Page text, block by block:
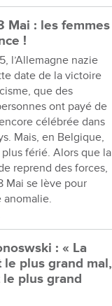
Mai : les femmes
!
l’Allemagne nazie
date de la victoire
que des
ont payé de
célébrée dans
Mais, en Belgique,
plus férié. Alors que la
reprend des forces,
Mai se lève pour
anomalie.
: « La
plus grand mal,
le plus grand